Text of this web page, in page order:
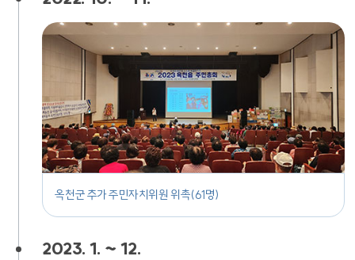
옥천군 추가 주민자치위원 위촉(61명)
2023. 1. ~ 12.